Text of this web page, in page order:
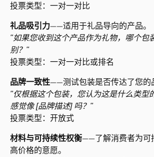
投票类型：一对一对比
礼品吸引力——适用于礼品导向的产品。
"如果您收到这个产品作为礼物，哪个包
别？"
投票类型：一对一对比或排名
品牌一致性——测试包装是否传达了您的
"仅根据这个包装，您认为这是什么类型
感觉像 [品牌描述] 吗？"
投票类型：开放式
材料与可持续性权衡——了解消费者为可
高价格的意愿。